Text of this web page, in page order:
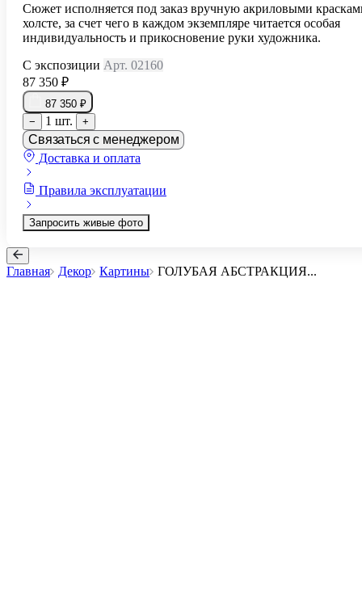
Сюжет исполняется под заказ вручную акриловыми
холсте, за счет чего в каждом экземпляре читается особая
индивидуальность и прикосновение руки художника.
С экспозиции Арт. 02160
87 350 ₽
87 350 ₽
−
1 шт. +
Связаться с менеджером
Доставка и оплата
Правила эксплуатации
Запросить живые фото
Главная Декор Картины ГОЛУБАЯ АБСТРАКЦИЯ...